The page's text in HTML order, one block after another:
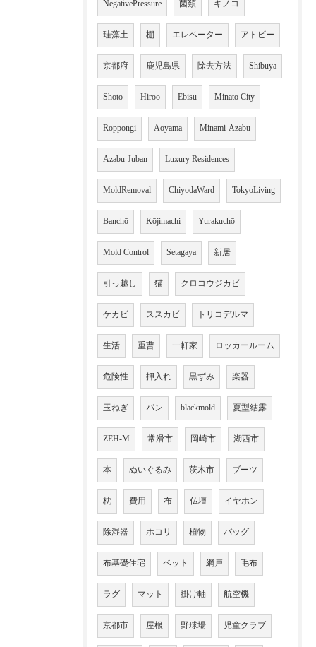
NegativePressure 菌類 キノコ
珪藻土 棚 エレベーター アトピー
京都府 鹿児島県 除去方法 Shibuya
Shoto Hiroo Ebisu Minato City
Roppongi Aoyama Minami-Azabu
Azabu-Juban Luxury Residences
MoldRemoval ChiyodaWard TokyoLiving
Banchō Kōjimachi Yurakuchō
Mold Control Setagaya 新居
引っ越し 猫 クロコウジカビ
ケカビ ススカビ トリコデルマ
生活 重曹 一軒家 ロッカールーム
危険性 押入れ 黒ずみ 楽器
玉ねぎ パン blackmold 夏型結露
ZEH-M 常滑市 岡崎市 湖西市
本 ぬいぐるみ 茨木市 ブーツ
枕 費用 布 仏壇 イヤホン
除湿器 ホコリ 植物 バッグ
布基礎住宅 ベット 網戸 毛布
ラグ マット 掛け軸 航空機
京都市 屋根 野球場 児童クラブ